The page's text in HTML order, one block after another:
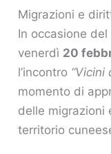
Migrazioni e
In occasione del
venerdì 20
l’incontro “Vicini
momento di
delle migrazioni
territorio